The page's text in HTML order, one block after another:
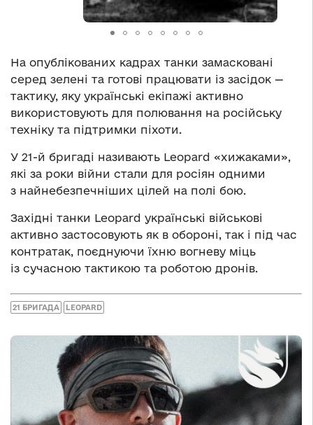
На опублікованих кадрах танки замасковані
серед зелені та готові працювати із засідок —
тактику, яку українські екіпажі активно
використовують для полювання на російську
техніку та підтримки піхоти.
У 21-й бригаді називають Leopard «хижаками»,
які за роки війни стали для росіян одними
з найнебезпечніших цілей на полі бою.
Західні танки Leopard українські військові
активно застосовують як в обороні, так і під час
контратак, поєднуючи їхню вогневу міць
із сучасною тактикою та роботою дронів.
21 БРИГАДА LEOPARD